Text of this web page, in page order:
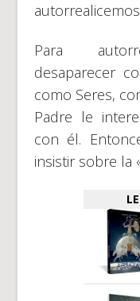
Para
desaparecer
como Seres,
Padre le
con él.
insistir sobre la